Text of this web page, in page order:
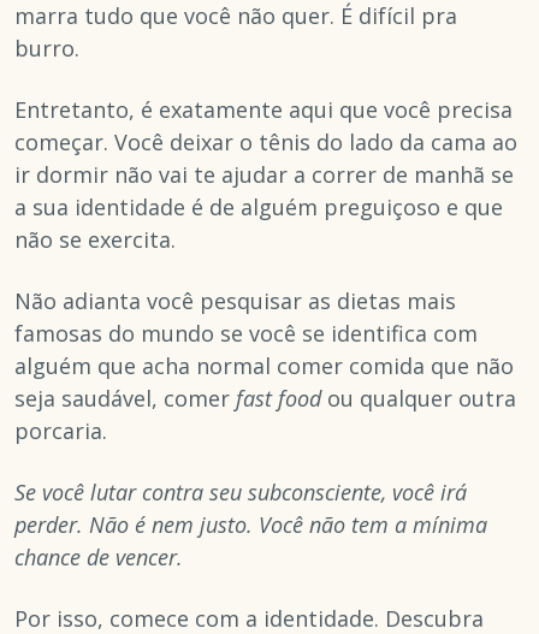
marra tudo que você não quer. É difícil pra
burro.
Entretanto, é exatamente aqui que você precisa
começar. Você deixar o tênis do lado da cama ao
ir dormir não vai te ajudar a correr de manhã se
a sua identidade é de alguém preguiçoso e que
não se exercita.
Não adianta você pesquisar as dietas mais
famosas do mundo se você se identifica com
alguém que acha normal comer comida que não
seja saudável, comer fast foodou qualquer outra
porcaria.
Se você lutar contra seu subconsciente, você irá
perder. Não é nem justo. Você não tem a mínima
chance de vencer.
Por isso, comece com a identidade. Descubra